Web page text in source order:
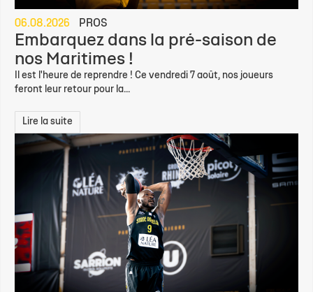
06.08.2026 PROS
Embarquez dans la pré-saison de
nos Maritimes !
Il est l'heure de reprendre ! Ce vendredi 7 août, nos joueurs
feront leur retour pour la...
Lire la suite